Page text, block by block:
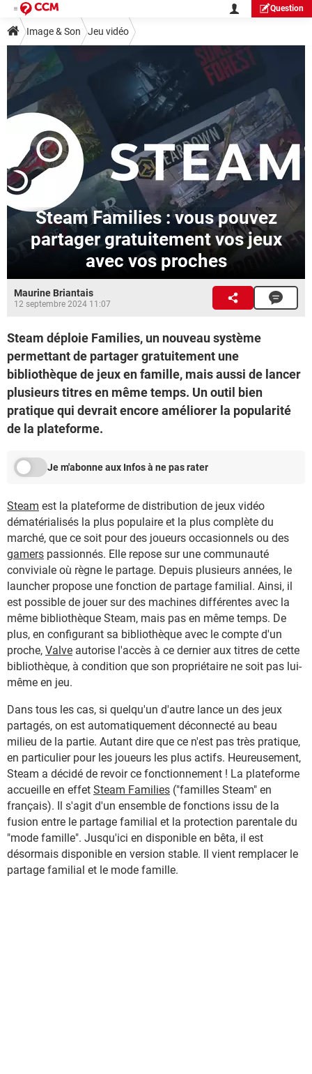
Question
Image & Son Jeu vidéo
Steam Families : vous pouvez
partager gratuitement vos jeux
avec vos proches
Maurine Briantais
12 septembre 2024 11:07
Steam déploie Families, un nouveau système
permettant de partager gratuitement une
bibliothèque de jeux en famille, mais aussi de lancer
plusieurs titres en même temps. Un outil bien
pratique qui devrait encore améliorer la popularité
de la plateforme.
Je m'abonne aux Infos à ne pas rater
Steam est la plateforme de distribution de jeux vidéo
dématérialisés la plus populaire et la plus complète du
marché, que ce soit pour des joueurs occasionnels ou des
gamers passionnés. Elle repose sur une communauté
conviviale où règne le partage. Depuis plusieurs années, le
launcher propose une fonction de partage familial. Ainsi, il
est possible de jouer sur des machines différentes avec la
même bibliothèque Steam, mais pas en même temps. De
plus, en configurant sa bibliothèque avec le compte d'un
proche, Valve autorise l'accès à ce dernier aux titres de cette
bibliothèque, à condition que son propriétaire ne soit pas lui-
même en jeu.
Dans tous les cas, si quelqu'un d'autre lance un des jeux
partagés, on est automatiquement déconnecté au beau
milieu de la partie. Autant dire que ce n'est pas très pratique,
en particulier pour les joueurs les plus actifs. Heureusement,
Steam a décidé de revoir ce fonctionnement ! La plateforme
accueille en effet Steam Families ("familles Steam" en
français). Il s'agit d'un ensemble de fonctions issu de la
fusion entre le partage familial et la protection parentale du
"mode famille". Jusqu'ici en disponible en bêta, il est
désormais disponible en version stable. Il vient remplacer le
partage familial et le mode famille.